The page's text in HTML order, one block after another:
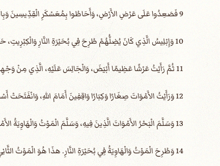
9 فَصَعِدُوا عَلَى عَرْضِ الأَرْضِ، وَأَحَاطُوا بِمُعَسْكَرِ الْقِدِّيسِينَ وَبِالْمَدِينَةِ الْمَحْبُوبَةِ، فَنَزَلَتْ نَارٌ مِنْ عِنْدِ اللهِ مِنَ السَّمَاءِ وَأَكَلَتْهُمْ.
10 وَإِبْلِيسُ الَّذِي كَانَ يُضِلُّهُمْ طُرِحَ فِي بُحَيْرَةِ النَّارِ وَالْكِبْرِيتِ، حَيْثُ الْوَحْشُ وَالنَّبِيُّ الْكَذَّابُ. وَسَيُعَذَّبُونَ نَهَارًا وَلَيْلاً إِلَى أَبَدِ الآبِدِينَ.
11 ثُمَّ رَأَيْتُ عَرْشًا عَظِيمًا أَبْيَضَ، وَالْجَالِسَ عَلَيْهِ، الَّذِي مِنْ وَجْهِهِ هَرَبَتِ الأَرْضُ وَالسَّمَاءُ، وَلَمْ يُوجَدْ لَهُمَا مَوْضِعٌ!
12 وَرَأَيْتُ الأَمْوَاتَ صِغَارًا وَكِبَارًا وَاقِفِينَ أَمَامَ اللهِ، وَانْفَتَحَتْ أَسْفَارٌ، وَانْفَتَحَ سِفْرٌ آخَرُ هُوَ سِفْرُ الْحَيَاةِ، وَدِينَ الأَمْوَاتُ مِمَّا هُوَ مَكْتُوبٌ فِي الأَسْفَارِ بِحَسَبِ أَعْمَالِهِمْ.
13 وَسَلَّمَ الْبَحْرُ الأَمْوَاتَ الَّذِينَ فِيهِ، وَسَلَّمَ الْمَوْتُ وَالْهَاوِيَةُ الأَمْوَاتَ الَّذِينَ فِيهِمَا. وَدِينُوا كُلُّ وَاحِدٍ بِحَسَبِ أَعْمَالِهِ.
14 وَطُرِحَ الْمَوْتُ وَالْهَاوِيَةُ فِي بُحَيْرَةِ النَّارِ. هذَا هُوَ الْمَوْتُ الثَّانِي.